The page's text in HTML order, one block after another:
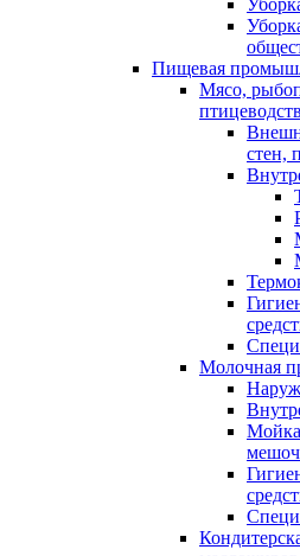
Пищевая
Мясо,
стен,
Молочная